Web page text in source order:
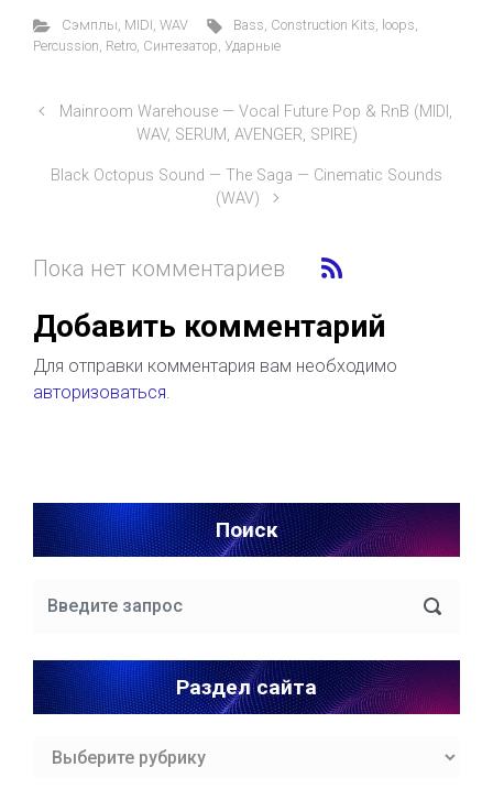
Cэмплы, MIDI, WAV Bass, Construction Kits, loops,
Percussion, Retro, Синтезатор, Ударные
Mainroom Warehouse — Vocal Future Pop & RnB (MIDI,
WAV, SERUM, AVENGER, SPIRE)
Black Octopus Sound — The Saga — Cinematic Sounds
(WAV)
Пока нет комментариев
Добавить комментарий
Для отправки комментария вам необходимо
авторизоваться.
Поиск
Раздел сайта
Раздел